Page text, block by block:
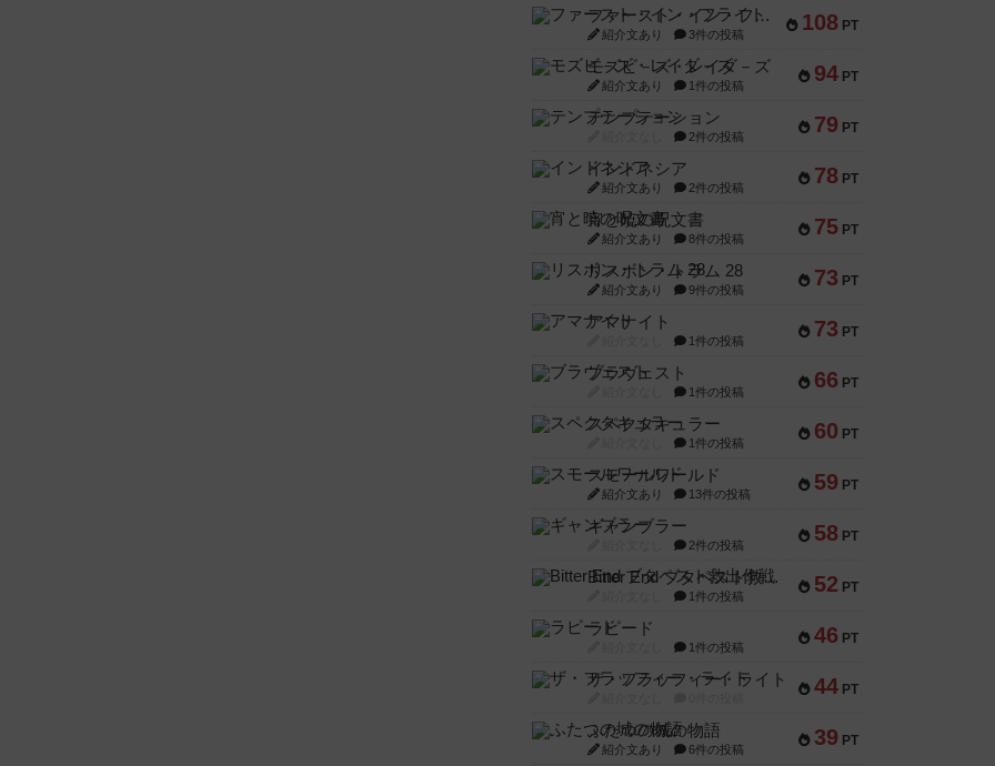
108 PT
ファースト・イン・フライト
紹介文あり 3件の投稿
94 PT
モズビ－ズ・レイダ－ズ
紹介文あり 1件の投稿
79 PT
テンプテーション
2件の投稿
78 PT
インドネシア
紹介文あり 2件の投稿
75 PT
宵と暁の呪文書
紹介文あり 8件の投稿
73 PT
リスボン・トラム 28
紹介文あり 9件の投稿
73 PT
アマナイト
1件の投稿
66 PT
ブラヴェスト
1件の投稿
60 PT
スペクタキュラー
1件の投稿
59 PT
スモールワールド
紹介文あり 13件の投稿
58 PT
ギャンブラー
2件の投稿
52 PT
Bitter End ブタペスト救出作戦
1件の投稿
46 PT
ラピード
1件の投稿
44 PT
ザ・フラッフィー・ライト
39 PT
ふたつの城の物語
紹介文あり 6件の投稿